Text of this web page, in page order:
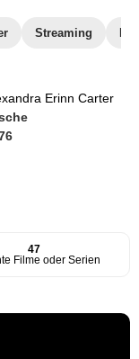
Streaming
Erinn Carter
47
Filme oder Serien